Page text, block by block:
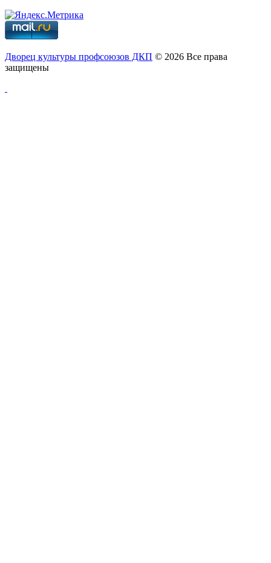
Дворец культуры профсоюзов ДКП © 2026 Все права
защищены